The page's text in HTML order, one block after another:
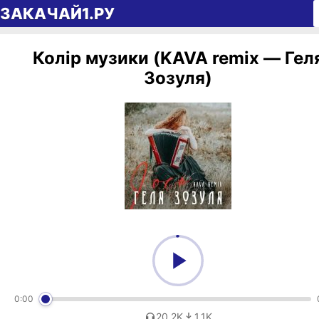
Перейти к содержимому
ЗАКАЧАЙ1.РУ
Колір музики (KAVA remix —
Зозуля)
0:00
20,2K 1,1K